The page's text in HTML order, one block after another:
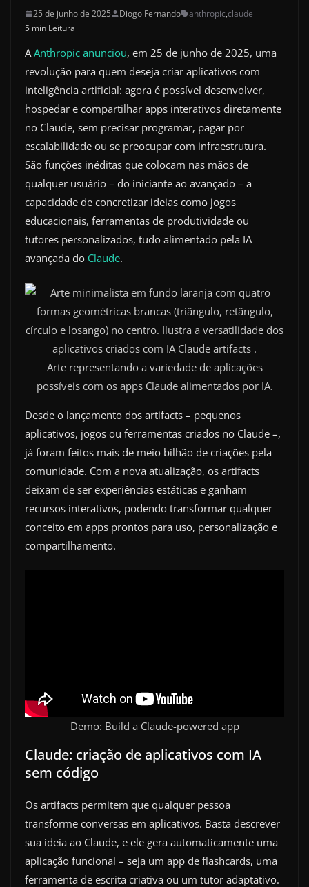
25 de junho de 2025 Diogo Fernando anthropic,claude
5 min Leitura
AAnthropic anunciou, em 25 de junho de 2025, uma
revolução para quem deseja criar aplicativos com
inteligência artificial: agora é possível desenvolver,
hospedar e compartilhar apps interativos diretamente
no Claude, sem precisar programar, pagar por
escalabilidade ou se preocupar com infraestrutura.
São funções inéditas que colocam nas mãos de
qualquer usuário – do iniciante ao avançado – a
capacidade de concretizar ideias como jogos
educacionais, ferramentas de produtividade ou
tutores personalizados, tudo alimentado pela IA
avançada do Claude.
Arte representando a variedade de aplicações
possíveis com os apps Claude alimentados por IA.
Desde o lançamento dos artifacts – pequenos
aplicativos, jogos ou ferramentas criados no Claude –,
já foram feitos mais de meio bilhão de criações pela
comunidade. Com a nova atualização, os artifacts
deixam de ser experiências estáticas e ganham
recursos interativos, podendo transformar qualquer
conceito em apps prontos para uso, personalização e
compartilhamento.
Demo: Build a Claude-powered app
Claude: criação de aplicativos com IA
sem código
Os artifacts permitem que qualquer pessoa
transforme conversas em aplicativos. Basta descrever
sua ideia ao Claude, e ele gera automaticamente uma
aplicação funcional – seja um app de flashcards, uma
ferramenta de escrita criativa ou um tutor adaptativo.